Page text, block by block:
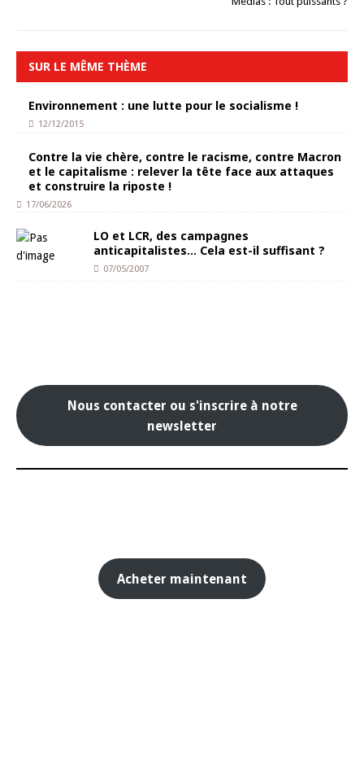
SUR LE MÊME THÈME
Environnement : une lutte pour le socialisme !
12/12/2015
Contre la vie chère, contre le racisme, contre Macron
et le capitalisme : relever la tête face aux attaques
et construire la riposte !
17/06/2026
LO et LCR, des campagnes
anticapitalistes… Cela est-il suffisant ?
07/05/2007
Nous contacter ou s'inscrire à notre
newsletter
Acheter maintenant